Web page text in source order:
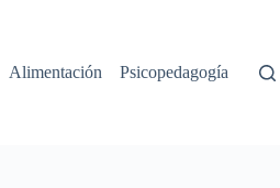
Alimentación Psicopedagogía